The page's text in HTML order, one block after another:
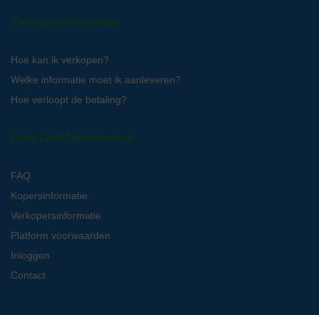
Verkopersinformatie
Hoe kan ik verkopen?
Welke informatie moet ik aanleveren?
Hoe verloopt de betaling?
Over LabMakelaar.com
FAQ
Kopersinformatie
Verkopersinformatie
Platform voorwaarden
Inloggen
Contact